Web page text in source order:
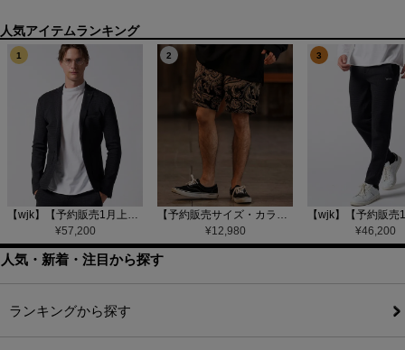
1
【wjk】【予約販売1月上旬～中旬入荷】function knit jacket(jacquard check) ニットジャケット(207 mw08j)
¥57,200
2
【予約販売サイズ・カラーにより納期異なる】【CAMBIO(カンビオ)】Gobelin Short Pants ショートパンツ(CAM25SS-002)
¥12,980
3
¥46,200
人気・新着・注目から探す
ランキングから探す